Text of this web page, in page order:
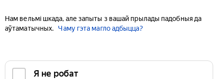
Нам вельмі шкада, але запыты з вашай прылады падобныя да
аўтаматычных.
Чаму гэта магло адбыцца?
Я не робат